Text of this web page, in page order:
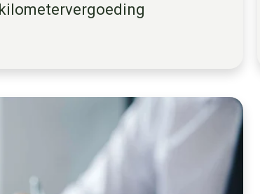
kilometervergoeding